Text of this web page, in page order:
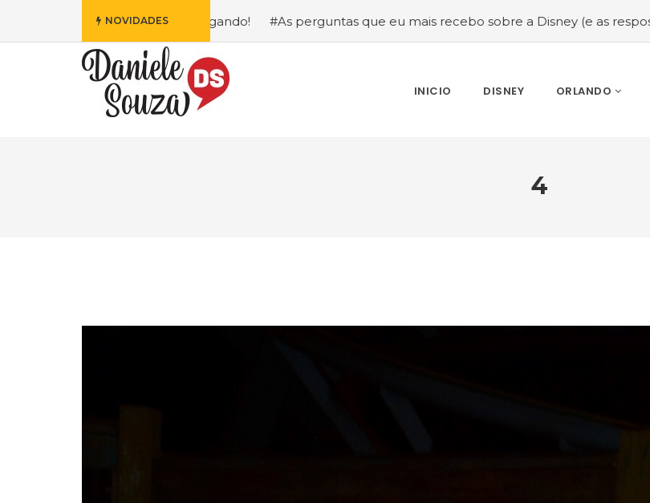
NOVIDADES
Está Chegando! #As perguntas que eu mais recebo sobre a Disney (e as respostas mais sinceras!)
INICIO DISNEY ORLANDO
4